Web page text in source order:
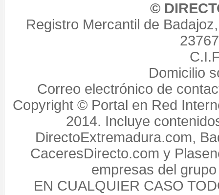
©
Registro Mercantil de
Domicilio
Correo electrónico de
Copyright © Portal en Red
2014. Incluye
DirectoExtremadura.com,
CaceresDirecto.com y
empresas del
EN CUALQUIER CASO